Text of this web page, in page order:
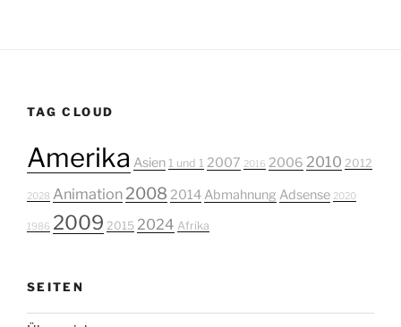
TAG CLOUD
Amerika Asien 1 und 1 2007 2016 2006 2010 2012
2028 Animation 2008 2014 Abmahnung Adsense 2020
1986 2009 2015 2024 Afrika
SEITEN